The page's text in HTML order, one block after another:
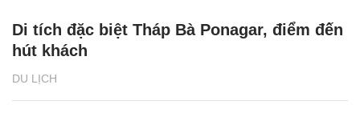
DU LỊCH
Di tích đặc biệt Tháp Bà Ponagar, điểm đến
hút khách